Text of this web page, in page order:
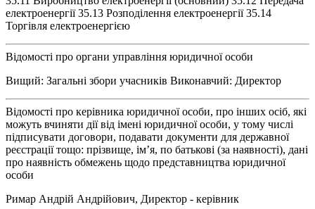
електроенергії 35.13 Розподілення електроенергії 35.14
Торгівля електроенергією
Відомості про органи управління юридичної особи
Вищий: Загальні збори учасників Виконавчий: Директор
Відомості про керівника юридичної особи, про інших осіб, які
можуть вчиняти дії від імені юридичної особи, у тому числі
підписувати договори, подавати документи для державної
реєстрації тощо: прізвище, ім’я, по батькові (за наявності), дані
про наявність обмежень щодо представництва юридичної
особи
Римар Андрій Андрійович, Директор - керівник